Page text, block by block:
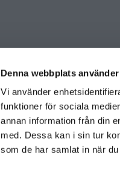
Denna webbplats
Vi använder
funktioner för sociala
annan information från din
med. Dessa kan i sin tur
som de har samlat in när